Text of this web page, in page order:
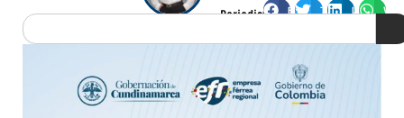
Periodista FacebookTwitterLinkedIn
Search